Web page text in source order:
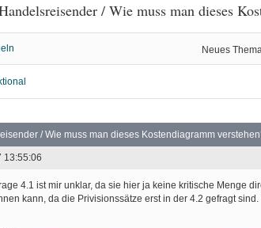
/ Wie muss man dieses
Neues
/ Wie muss man dieses Kostendiagramm
13:55:06
4.1 ist mir unklar, da sie hier ja keine kritische Menge
kann, da die Privisionssätze erst in der 4.2 gefragt